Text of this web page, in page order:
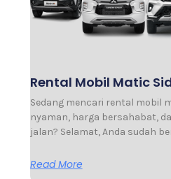
Rental Mobil Matic
Sedang mencari rental mobil
nyaman, harga bersahabat,
jalan? Selamat, Anda sudah
Read More